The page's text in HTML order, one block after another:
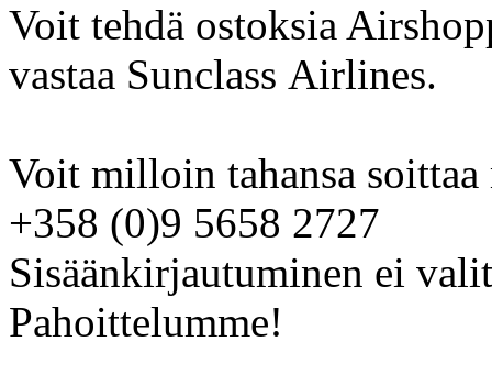
Voit tehdä ostoksia
vastaa Sunclass Airlines.
Voit milloin tahansa
+358 (0)9 5658 2727
Sisäänkirjautuminen ei
Pahoittelumme!